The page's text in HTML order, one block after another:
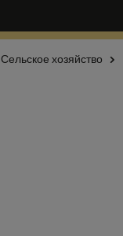
Сельское хозяйство